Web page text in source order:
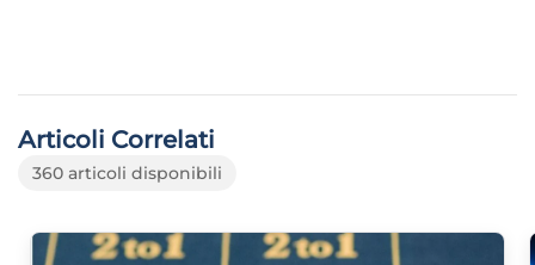
Articoli Correlati
360 articoli disponibili